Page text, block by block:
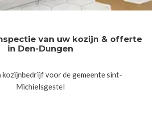
van uw kozijn & offerte
in Den-Dungen
kozijnbedrijf voor de gemeente sint-
Michielsgestel